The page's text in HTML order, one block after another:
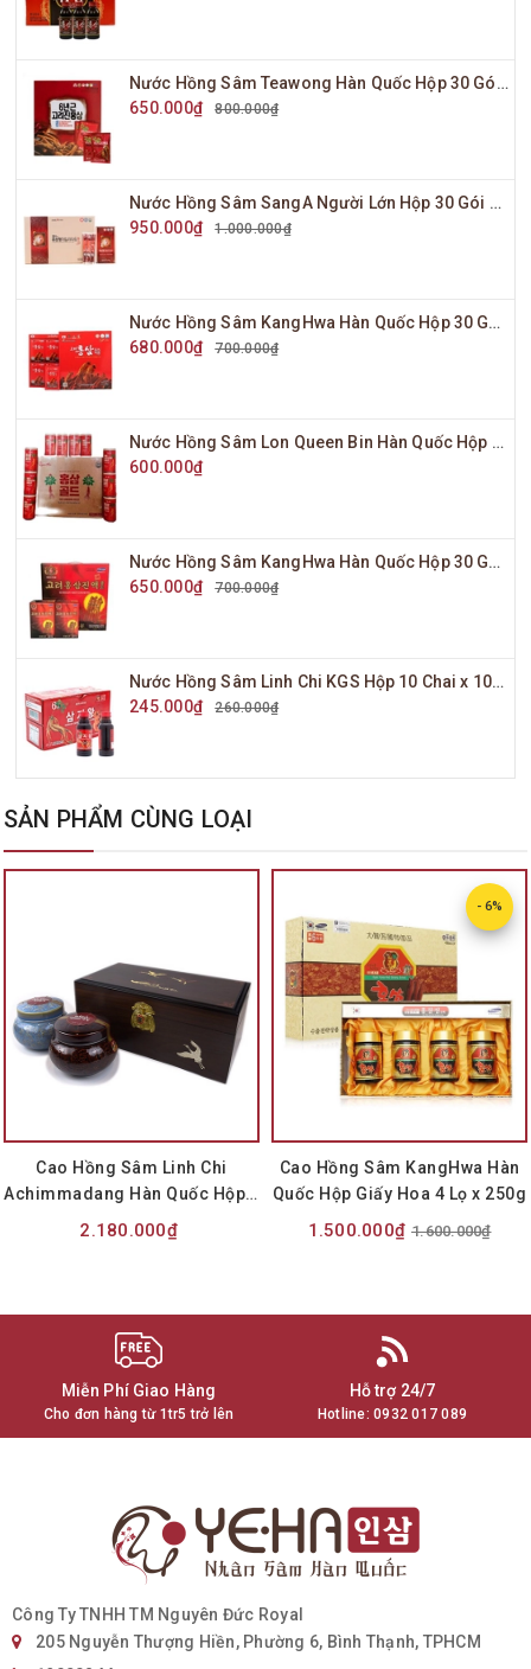
Nước Hồng Sâm Teawong Hàn Quốc Hộp 30 Gói x 70ml
650.000₫
800.000₫
Nước Hồng Sâm SangA Người Lớn Hộp 30 Gói x 10ml
950.000₫
1.000.000₫
Nước Hồng Sâm KangHwa Hàn Quốc Hộp 30 Gói x 70ml
680.000₫
700.000₫
Nước Hồng Sâm Lon Queen Bin Hàn Quốc Hộp 30 Lon x 175ml
600.000₫
Nước Hồng Sâm KangHwa Hàn Quốc Hộp 30 Gói x 80ml
650.000₫
700.000₫
Nước Hồng Sâm Linh Chi KGS Hộp 10 Chai x 100ml
245.000₫
260.000₫
SẢN PHẨM CÙNG LOẠI
Cao Hồng Sâm Linh Chi
Achimmadang Hàn Quốc Hộp 2
Lọ x 500g
2.180.000₫
- 6%
Cao Hồng Sâm KangHwa Hàn
Quốc Hộp Giấy Hoa 4 Lọ x 250g
1.500.000₫ 1.600.000₫
Miễn Phí Giao Hàng
Cho đơn hàng từ 1tr5 trở lên
Hỗ trợ 24/7
Hotline:0932 017 089
Công Ty TNHH TM Nguyên Đức Royal
205 Nguyễn Thượng Hiền, Phường 6, Bình Thạnh, TPHCM